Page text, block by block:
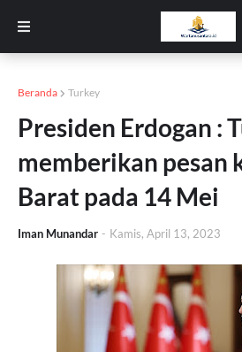
Beranda Turkey
Presiden Erdogan :
memberikan pesan
Barat pada 14 Mei
Iman Munandar - Kamis, April 13, 2023